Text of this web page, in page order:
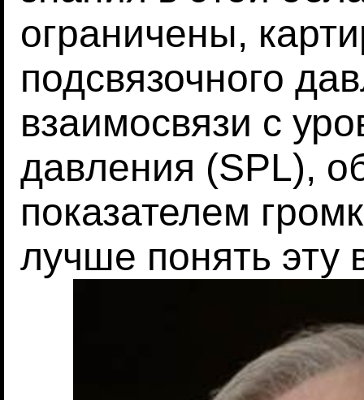
ограничены,
подсвязочного
взаимосвязи с
давления (SPL),
показателем
лучше понять эту